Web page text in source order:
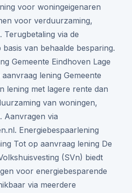
voor woningeigenaren
voor verduurzaming,
Terugbetaling via de
van behaalde besparing.
Gemeente Eindhoven Lage
lening Gemeente
lening met lagere rente dan
van woningen,
Aanvragen via
Energiebespaarlening
Tot op aanvraag lening De
(SVn) biedt
voor energiebesparende
via meerdere